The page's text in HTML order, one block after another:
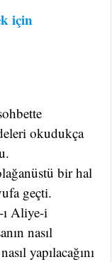
için
okudukça
bir hal
geçti.
ı Aliye-i
nasıl
yapılacağını